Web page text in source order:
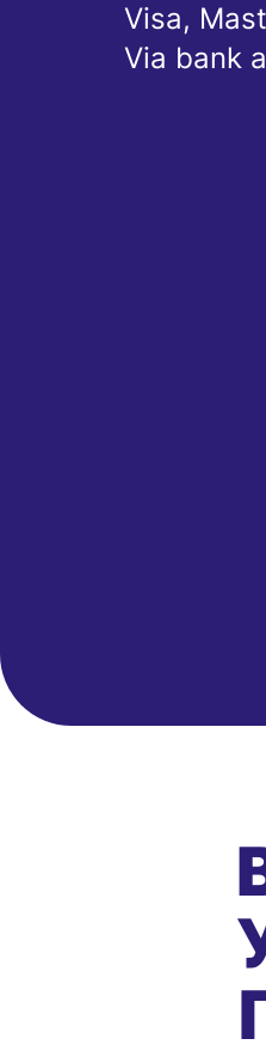
Visa,
Via bank